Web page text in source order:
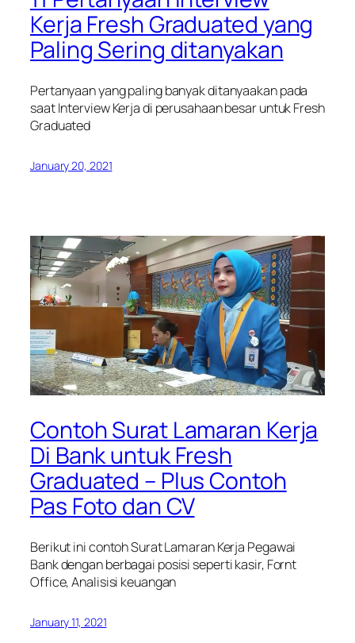
Kerja Fresh Graduated yang
Paling Sering ditanyakan
Pertanyaan yang paling banyak ditanyaakan pada
saat Interview Kerja di perusahaan besar untuk Fresh
Graduated
January 20, 2021
Contoh Surat Lamaran Kerja
Di Bank untuk Fresh
Graduated – Plus Contoh
Pas Foto dan CV
Berikut ini contoh Surat Lamaran Kerja Pegawai
Bank dengan berbagai posisi seperti kasir, Fornt
Office, Analisisi keuangan
January 11, 2021